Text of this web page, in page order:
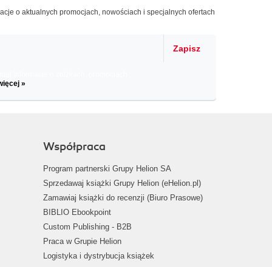
o aktualnych promocjach, nowościach i specjalnych ofertach
Zapisz
»
Współpraca
Program partnerski Grupy Helion SA
Sprzedawaj książki Grupy Helion (eHelion.pl)
Zamawiaj książki do recenzji (Biuro Prasowe)
BIBLIO Ebookpoint
Custom Publishing - B2B
Praca w Grupie Helion
Logistyka i dystrybucja książek